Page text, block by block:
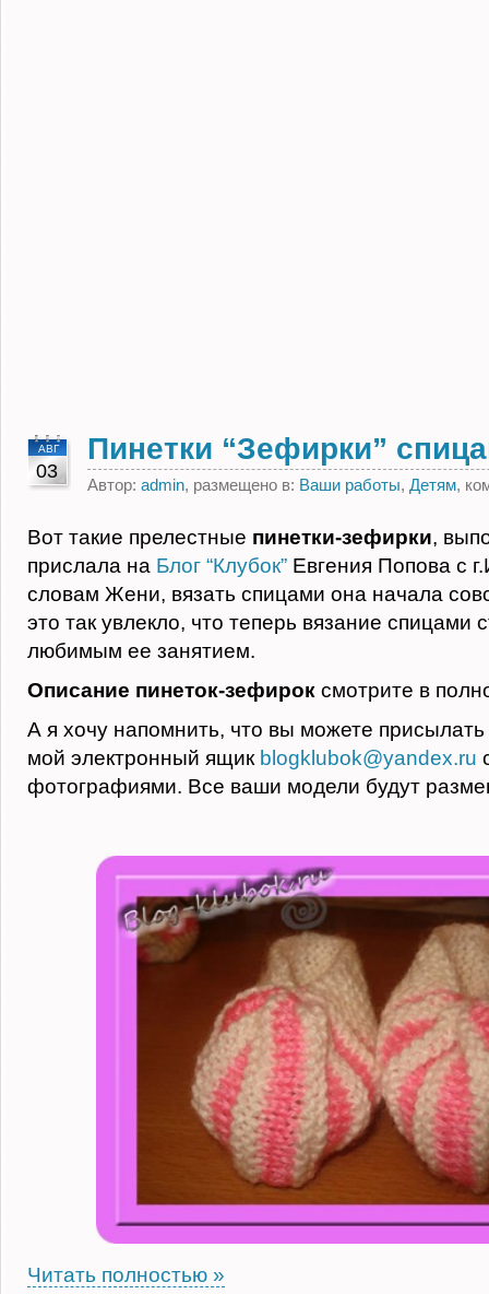
АВГ
03
Пинетки “Зефирки”
Автор: admin, размещено в: Ваши работы, Детям,
Вот такие прелестные пинетки-зефирки,
прислала на Блог “Клубок” Евгения Попова с
словам Жени, вязать спицами она начала
это так увлекло, что теперь вязание спицами
любимым ее занятием.
Описание пинеток-зефирок смотрите в
А я хочу напомнить, что вы можете
мой электронный ящик blogklubok@yandex.ru
фотографиями. Все ваши модели будут
Читать полностью »